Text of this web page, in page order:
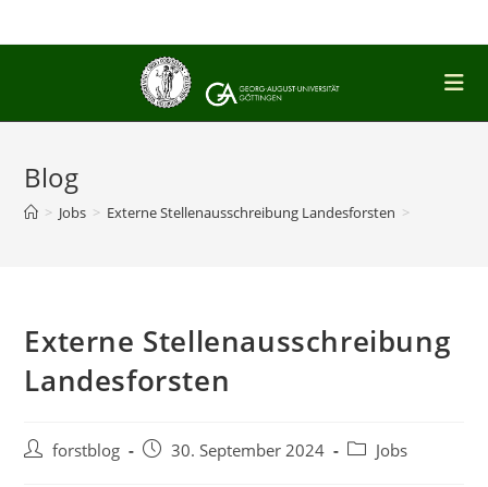
Inhalt
Blog
> Jobs > Externe Stellenausschreibung Landesforsten >
Externe Stellenausschreibung
Landesforsten
Beitrags-
forstblog
Beitrag30. September 2024
Beitrags-
Jobs